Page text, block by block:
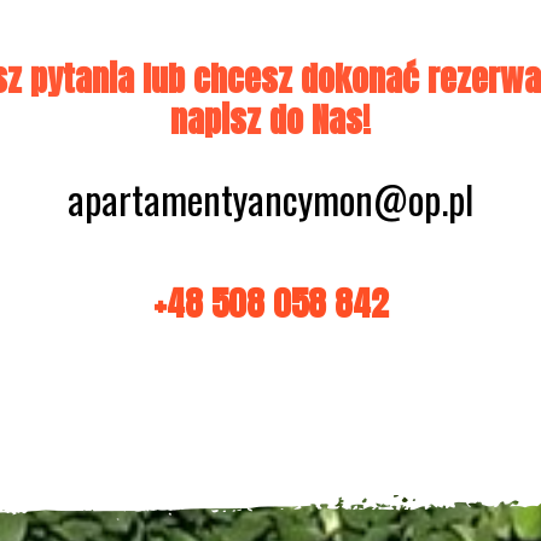
pytania lub chcesz dokonać
napisz do Nas!
apartamentyancymon@op.pl
+48 508 058 842